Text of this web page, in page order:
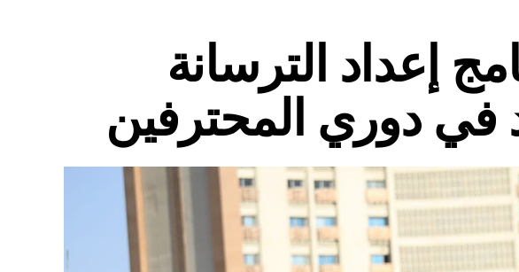
إعداد الترسانة
في دوري المحترفين